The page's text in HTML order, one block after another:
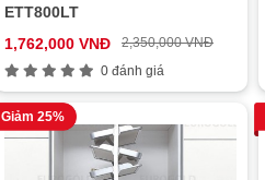
ETT800LT
1,762,000 VNĐ
2,350,000 VNĐ
0 đánh giá
Giảm 25%